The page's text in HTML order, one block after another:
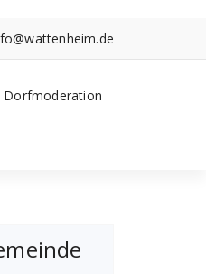
Dorfmoderation